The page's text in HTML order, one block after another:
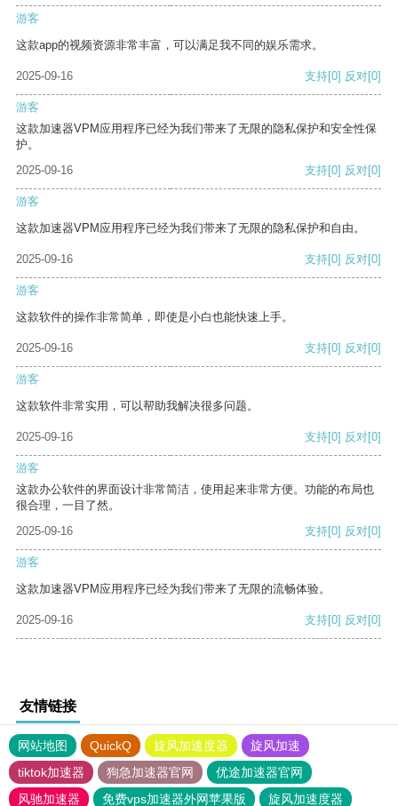
游客
这款app的视频资源非常丰富，可以满足我不同的娱乐需求。
2025-09-16 支持[0] 反对[0]
游客
这款加速器VPM应用程序已经为我们带来了无限的隐私保护和安全性保
护。
2025-09-16
支持[0] 反对[0]
游客
这款加速器VPM应用程序已经为我们带来了无限的隐私保护和自由。
2025-09-16 支持[0] 反对[0]
游客
这款软件的操作非常简单，即使是小白也能快速上手。
2025-09-16 支持[0] 反对[0]
游客
这款软件非常实用，可以帮助我解决很多问题。
2025-09-16 支持[0] 反对[0]
游客
这款办公软件的界面设计非常简洁，使用起来非常方便。功能的布局也
很合理，一目了然。
2025-09-16
支持[0] 反对[0]
游客
这款加速器VPM应用程序已经为我们带来了无限的流畅体验。
2025-09-16 支持[0] 反对[0]
友情链接
网站地图 QuickQ 旋风加速度器
旋风加速
tiktok加速器
狗急加速器官网
优途加速器官网
风驰加速器
免费vps加速器外网苹果版 旋风加速度器